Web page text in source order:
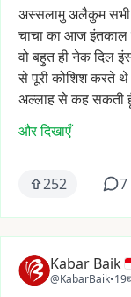
अस्सलामुअलैकुमसभी
चाचाकाआजइंतकाल
वोबहुतहीनेकदिल
सेपूरीकोशिशकरते
अल्लाहसेकहसकती
और दिखाएँ
252 7
Kabar Baik
@KabarBaik•